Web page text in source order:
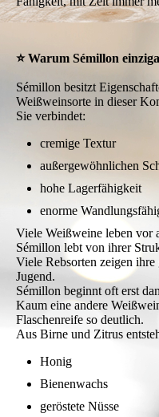
⭐ Warum Sémillon
Sémillon besitzt
Weißweinsorte in dieser
Sie verbindet:
cremige Textur
außergewöhnlichen
hohe Lagerfähigkeit
enorme
Viele Weißweine leben vor
Sémillon lebt von ihrer
Viele Rebsorten zeigen
Jugend.
Sémillon beginnt oft erst
Kaum eine andere
Flaschenreife so deutlich.
Aus Birne und Zitrus
Honig
Bienenwachs
geröstete Nüsse